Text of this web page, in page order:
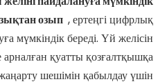
озып , ертеңгі цифрлық
мүмкіндік береді. Үй желісін
қуатты қозғалтқышқа
шешімін қабылдау үшін